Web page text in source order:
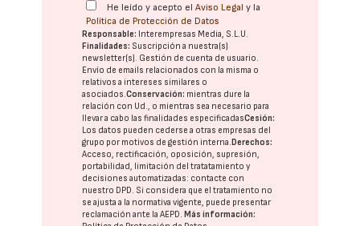
He leído y acepto elAviso Legal y la
Política de Protección de Datos
Responsable: Interempresas Media, S.L.U.
Finalidades: Suscripción a nuestra(s)
newsletter(s). Gestión de cuenta de usuario.
Envío de emails relacionados con la misma o
relativos a intereses similares o
asociados.Conservación: mientras dure la
relación con Ud., o mientras sea necesario para
llevar a cabo las finalidades especificadasCesión:
Los datos pueden cederse a otras empresas del
grupo por motivos de gestión interna.Derechos:
Acceso, rectificación, oposición, supresión,
portabilidad, limitación del tratatamiento y
decisiones automatizadas: contacte con
nuestro DPD. Si considera que el tratamiento no
se ajusta a la normativa vigente, puede presentar
reclamación ante laAEPD.Más información: